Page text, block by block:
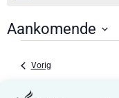
Aankomende
Selecteer
VorigEvenementen